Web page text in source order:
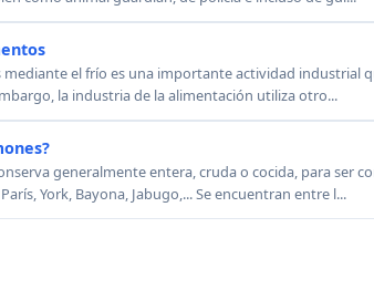
el frío es una importante actividad industrial
la industria de la alimentación utiliza otro...
generalmente entera, cruda o cocida, para ser
York, Bayona, Jabugo,... Se encuentran entre l...